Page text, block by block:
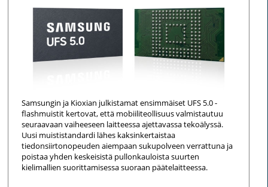
Samsungin ja Kioxian julkistamat ensimmäiset UFS 5.0 -
flashmuistit kertovat, että mobiiliteollisuus valmistautuu
seuraavaan vaiheeseen laitteessa ajettavassa tekoälyssä.
Uusi muististandardi lähes kaksinkertaistaa
tiedonsiirtonopeuden aiempaan sukupolveen verrattuna ja
poistaa yhden keskeisistä pullonkauloista suurten
kielimallien suorittamisessa suoraan päätelaitteessa.